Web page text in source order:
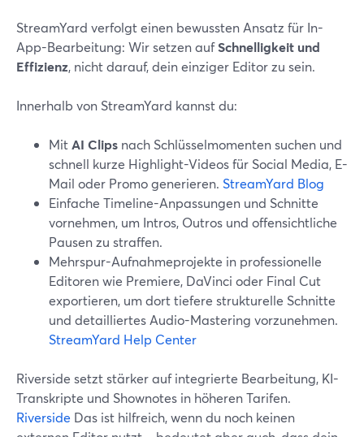
StreamYard verfolgt einen bewussten Ansatz für In-
App-Bearbeitung: Wir setzen aufSchnelligkeit und
Effizienz, nicht darauf, dein einziger Editor zu sein.
Innerhalb von StreamYard kannst du:
MitAI Clips nach Schlüsselmomenten suchen und
schnell kurze Highlight-Videos für Social Media, E-
Mail oder Promo generieren. StreamYard Blog
Einfache Timeline-Anpassungen und Schnitte
vornehmen, um Intros, Outros und offensichtliche
Pausen zu straffen.
Mehrspur-Aufnahmeprojekte in professionelle
Editoren wie Premiere, DaVinci oder Final Cut
exportieren, um dort tiefere strukturelle Schnitte
und detailliertes Audio-Mastering vorzunehmen.
StreamYard Help Center
Riverside setzt stärker auf integrierte Bearbeitung, KI-
Transkripte und Shownotes in höheren Tarifen.
Riverside Das ist hilfreich, wenn du noch keinen